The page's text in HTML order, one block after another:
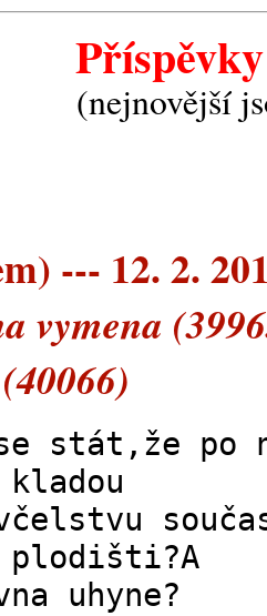
(nejnovější
--- 12. 2.
vymena
se stát,že po
plodišti?A
uhyne?